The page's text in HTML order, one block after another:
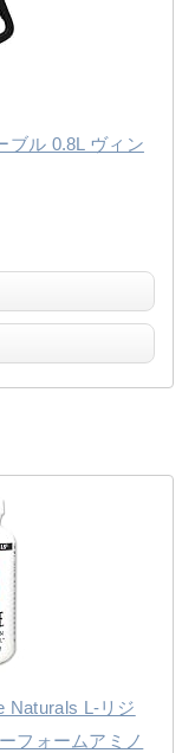
ブル 0.8L ヴィン
Naturals L-リジ
ォームアミノ